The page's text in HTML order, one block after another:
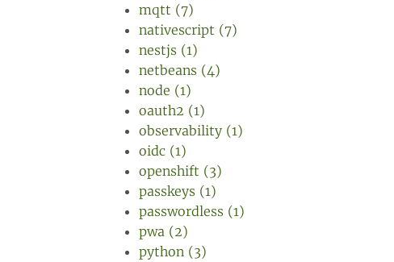
mqtt (7)
nativescript (7)
nestjs (1)
netbeans (4)
node (1)
oauth2 (1)
observability (1)
oidc (1)
openshift (3)
passkeys (1)
passwordless (1)
pwa (2)
python (3)